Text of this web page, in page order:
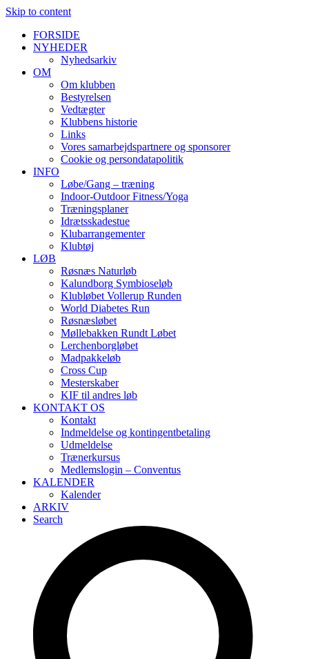
Skip to content
FORSIDE
NYHEDER
Nyhedsarkiv
OM
Om klubben
Bestyrelsen
Vedtægter
Klubbens historie
Links
Vores samarbejdspartnere og sponsorer
Cookie og persondatapolitik
INFO
Løbe/Gang – træning
Indoor-Outdoor Fitness/Yoga
Træningsplaner
Idrætsskadestue
Klubarrangementer
Klubtøj
LØB
Røsnæs Naturløb
Kalundborg Symbioseløb
Klubløbet Vollerup Runden
World Diabetes Run
Røsnæsløbet
Møllebakken Rundt Løbet
Lerchenborgløbet
Madpakkeløb
Cross Cup
Mesterskaber
KIF til andres løb
KONTAKT OS
Kontakt
Indmeldelse og kontingentbetaling
Udmeldelse
Trænerkursus
Medlemslogin – Conventus
KALENDER
Kalender
ARKIV
Search